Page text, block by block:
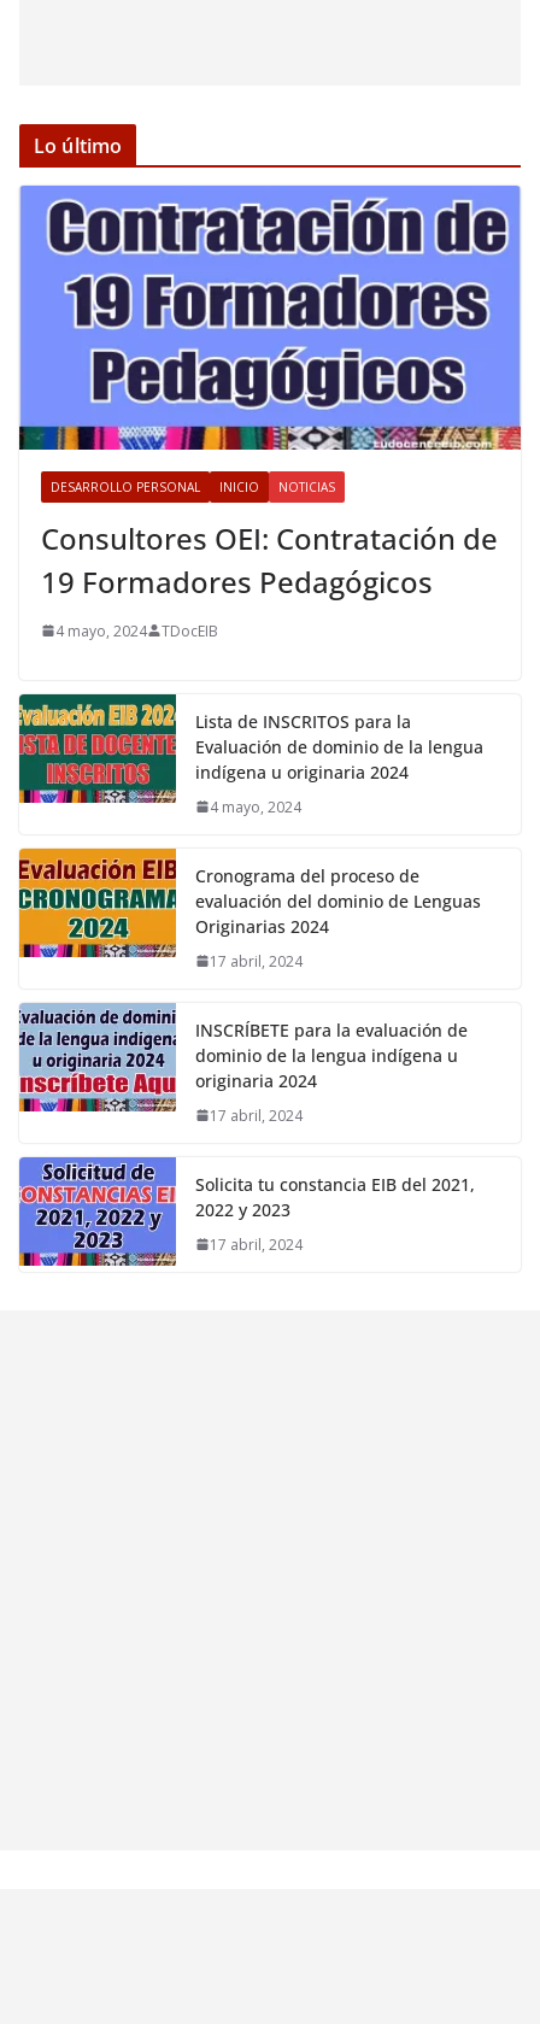
Lo último
DESARROLLO PERSONAL INICIO NOTICIAS
Consultores OEI: Contratación de
19 Formadores Pedagógicos
4 mayo, 2024 TDocEIB
Lista de INSCRITOS para la
Evaluación de dominio de la lengua
indígena u originaria 2024
4 mayo, 2024
Cronograma del proceso de
evaluación del dominio de Lenguas
Originarias 2024
17 abril, 2024
INSCRÍBETE para la evaluación de
dominio de la lengua indígena u
originaria 2024
17 abril, 2024
Solicita tu constancia EIB del 2021,
2022 y 2023
17 abril, 2024